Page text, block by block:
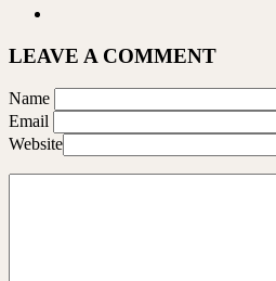
LEAVE A COMMENT
Name
Email
Website